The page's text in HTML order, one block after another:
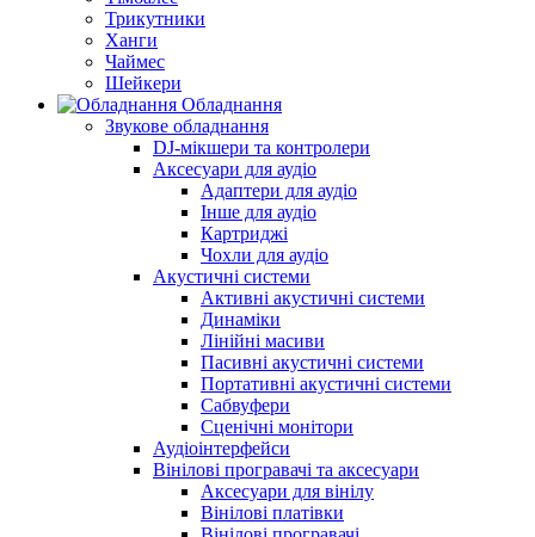
Трикутники
Ханги
Чаймес
Шейкери
Обладнання
Звукове обладнання
DJ-мікшери та контролери
Аксесуари для аудіо
Адаптери для аудіо
Інше для аудіо
Картриджі
Чохли для аудіо
Акустичні системи
Активні акустичні системи
Динаміки
Лінійні масиви
Пасивні акустичні системи
Портативні акустичні системи
Сабвуфери
Сценічні монітори
Аудіоінтерфейси
Вінілові програвачі та аксесуари
Аксесуари для вінілу
Вінілові платівки